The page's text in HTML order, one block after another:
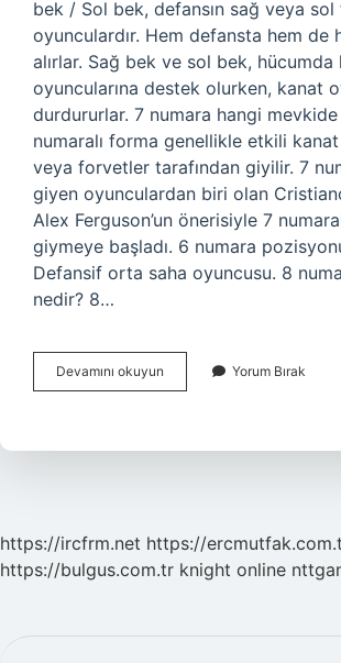
bek / Sol bek, defansın sağ veya sol
oyunculardır. Hem defansta hem de
alırlar. Sağ bek ve sol bek, hücumda
oyuncularına destek olurken, kanat
durdururlar. 7 numara hangi
numaralı forma genellikle etkili kanat
veya forvetler tarafından giyilir. 7
giyen oyunculardan biri olan
Alex Ferguson’un önerisiyle 7
giymeye başladı. 6 numara
Defansif orta saha oyuncusu. 8
nedir? 8…
Devamını okuyun
Bek
Yorum Bırak
https://ircfrm.net https://
https://bulgus.com.tr knight online